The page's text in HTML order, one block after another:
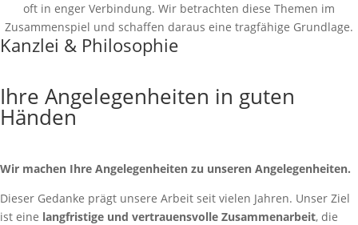
oft in enger Verbindung. Wir betrachten diese Themen im
Zusammenspiel und schaffen daraus eine tragfähige Grundlage.
Kanzlei & Philosophie
Ihre Angelegenheiten in guten
Händen
Wir machen Ihre Angelegenheiten zu unseren Angelegenheiten.
Dieser Gedanke prägt unsere Arbeit seit vielen Jahren. Unser Ziel
ist eine langfristige und vertrauensvolle Zusammenarbeit, die